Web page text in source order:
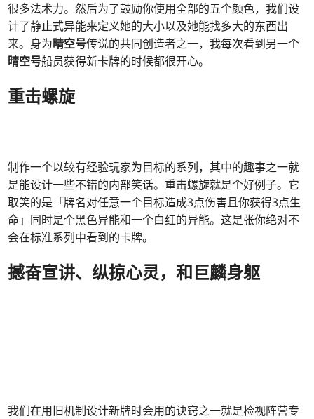
很多法术力。然后为了鼓励你使用全部的五个颜色，我们设
计了静止式异能来定义她的大小以及她能找多大的东西出
来。身为晴空号传说的共同创造者之一，我每次看到另一个
晴空号船员获得新卡牌的时候都很开心。
重击螺旋
制作一个以较有经验玩家为目标的系列，其中的趣事之一就
是能设计一些不错的内部笑话。重击螺旋就是个好例子。它
取笑的是「牌名对任意一个目标造成3点伤害且你获得3点生
命」同时是个黑色异能和一个白红的异能。这是张你绝对不
会在标准系列中看到的卡牌。
撼奋宣讲、纵掠心灵，和巨麟身躯
我们在用旧机制设计新牌时会用的诀窍之一就是检视阵营专